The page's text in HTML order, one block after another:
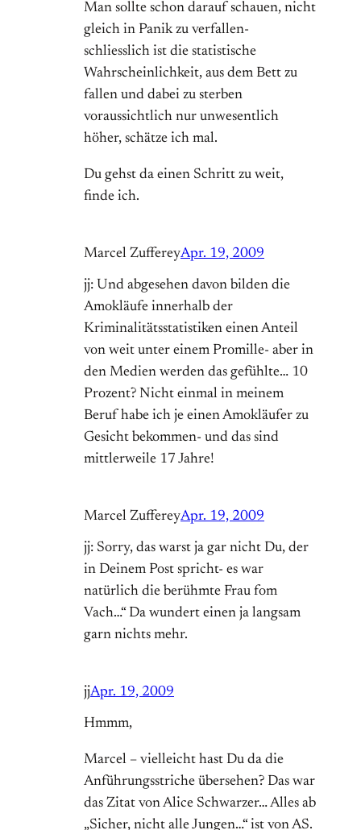
Man sollte schon darauf schauen, nicht
gleich in Panik zu verfallen-
schliesslich ist die statistische
Wahrscheinlichkeit, aus dem Bett zu
fallen und dabei zu sterben
voraussichtlich nur unwesentlich
höher, schätze ich mal.
Du gehst da einen Schritt zu weit,
finde ich.
Marcel ZuffereyApr. 19, 2009
jj: Und abgesehen davon bilden die
Amokläufe innerhalb der
Kriminalitätsstatistiken einen Anteil
von weit unter einem Promille- aber in
den Medien werden das gefühlte… 10
Prozent? Nicht einmal in meinem
Beruf habe ich je einen Amokläufer zu
Gesicht bekommen- und das sind
mittlerweile 17 Jahre!
Marcel ZuffereyApr. 19, 2009
jj: Sorry, das warst ja gar nicht Du, der
in Deinem Post spricht- es war
natürlich die berühmte Frau fom
Vach…“ Da wundert einen ja langsam
garn nichts mehr.
jjApr. 19, 2009
Hmmm,
Marcel – vielleicht hast Du da die
Anführungsstriche übersehen? Das war
das Zitat von Alice Schwarzer… Alles ab
„Sicher, nicht alle Jungen…“ ist von AS.